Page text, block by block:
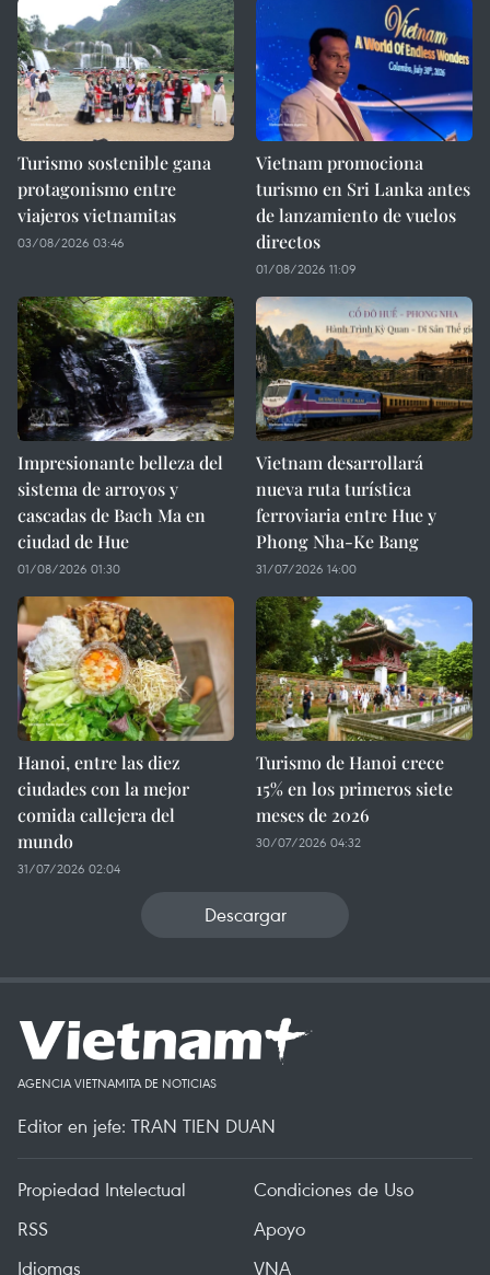
Turismo sostenible gana
protagonismo entre
viajeros vietnamitas
03/08/2026 03:46
Vietnam promociona
turismo en Sri Lanka antes
de lanzamiento de vuelos
directos
01/08/2026 11:09
Impresionante belleza del
sistema de arroyos y
cascadas de Bach Ma en
ciudad de Hue
01/08/2026 01:30
Vietnam desarrollará
nueva ruta turística
ferroviaria entre Hue y
Phong Nha-Ke Bang
31/07/2026 14:00
Hanoi, entre las diez
ciudades con la mejor
comida callejera del
mundo
31/07/2026 02:04
Turismo de Hanoi crece
15% en los primeros siete
meses de 2026
30/07/2026 04:32
Descargar
AGENCIA VIETNAMITA DE NOTICIAS
Editor en jefe: TRAN TIEN DUAN
Propiedad Intelectual
Condiciones de Uso
RSS
Apoyo
Idiomas
VNA